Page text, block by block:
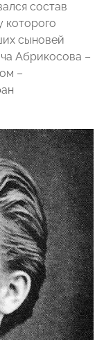
состав
которого
сыновей
Абрикосова –
–